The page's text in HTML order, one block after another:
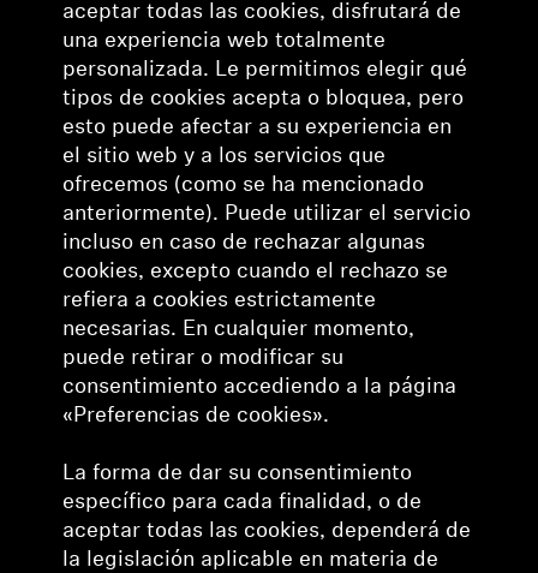
aceptar todas las cookies, disfrutará de
una experiencia web totalmente
personalizada. Le permitimos elegir qué
tipos de cookies acepta o bloquea, pero
esto puede afectar a su experiencia en
el sitio web y a los servicios que
ofrecemos (como se ha mencionado
anteriormente). Puede utilizar el servicio
incluso en caso de rechazar algunas
cookies, excepto cuando el rechazo se
refiera a cookies estrictamente
necesarias. En cualquier momento,
puede retirar o modificar su
consentimiento accediendo a la página
«Preferencias de cookies».
La forma de dar su consentimiento
específico para cada finalidad, o de
aceptar todas las cookies, dependerá de
la legislación aplicable en materia de